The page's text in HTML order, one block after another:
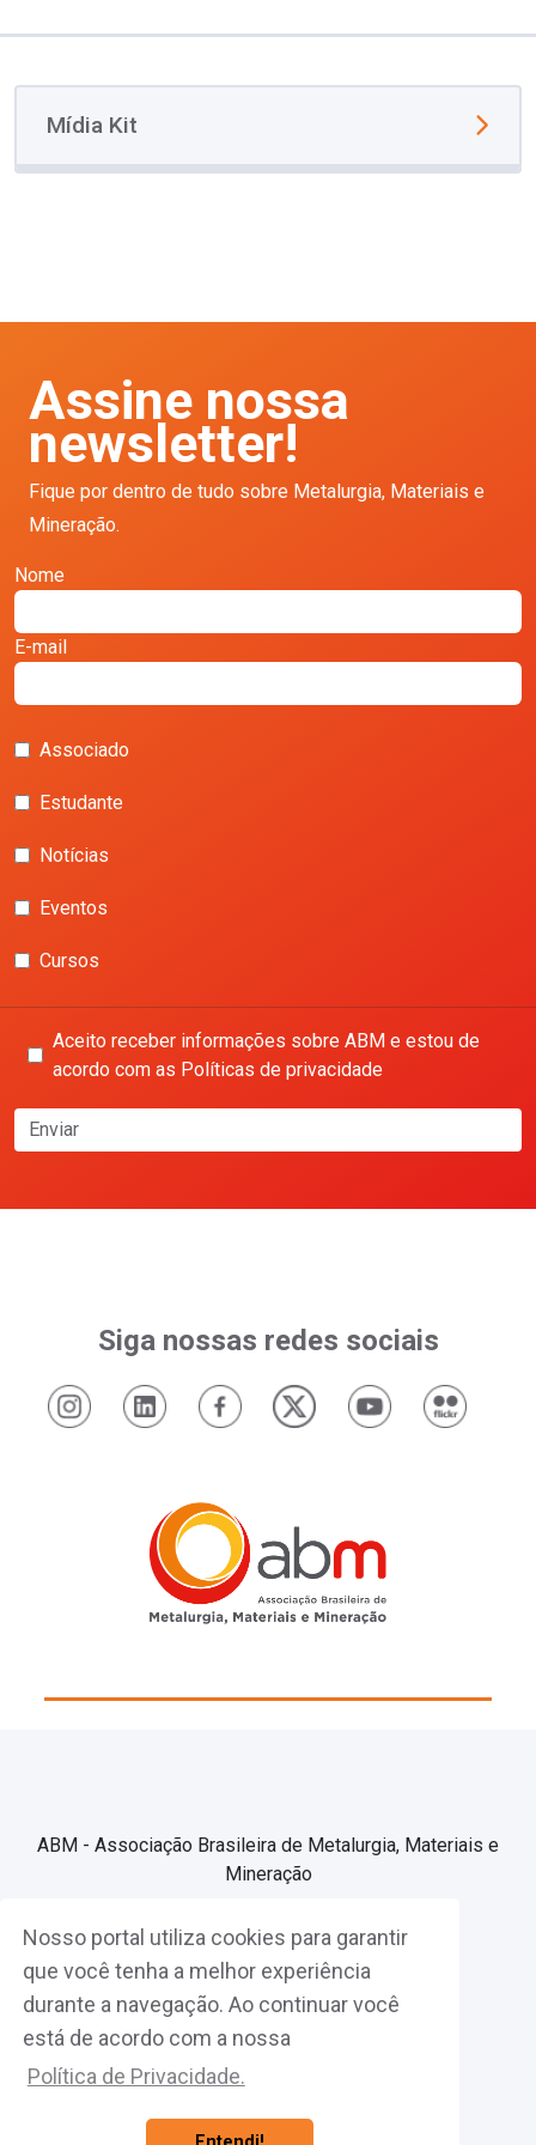
Nosso portal utiliza cookies para garantir
que você tenha a melhor experiência
durante a navegação. Ao continuar você
está de acordo com a nossa
Política de Privacidade.
Mídia Kit
Assine nossa
newsletter!
Fique por dentro de tudo sobre Metalurgia, Materiais e
Mineração.
Nome
E-mail
Associado
Estudante
Notícias
Eventos
Cursos
Aceito receber informações sobre ABM e estou de
acordo com as Políticas de privacidade
Enviar
Siga nossas redes sociais
ABM - Associação Brasileira de Metalurgia, Materiais e
Mineração
Associe-se
Fazer Login